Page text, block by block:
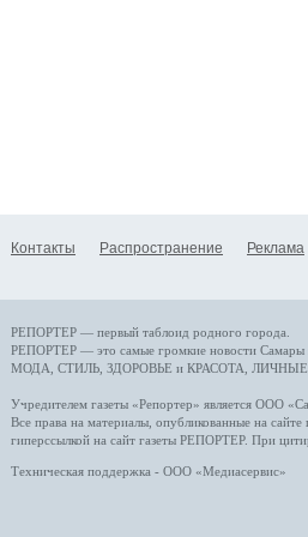
Контакты Распространение Реклама
РЕПОРТЕР — первый таблоид родного города.
РЕПОРТЕР — это самые громкие новости Самары
МОДА, СТИЛЬ ЗДОРОВЬЕ и КРАСОТА
Учредителем газеты «Репортер» является ООО
Все права на материалы, опубликованные на сайте
гиперссылкой на сайт газеты РЕПОРТЕР. При
Техническая поддержка - ООО «Медиасервис»